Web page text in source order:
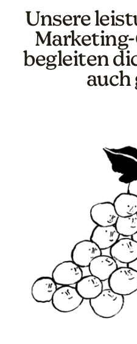
Unsere
begleiten
auch